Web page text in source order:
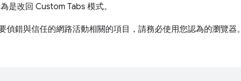
是改回 Custom Tabs 模式。
偵錯與信任的網路活動相關的項目，請務必使用您認為的瀏覽器